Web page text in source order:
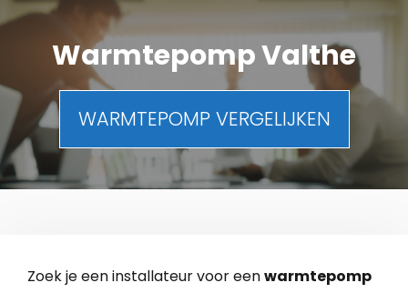
Warmtepomp Valthe
WARMTEPOMP VERGELIJKEN
Zoek je een installateur voor eenwarmtepomp